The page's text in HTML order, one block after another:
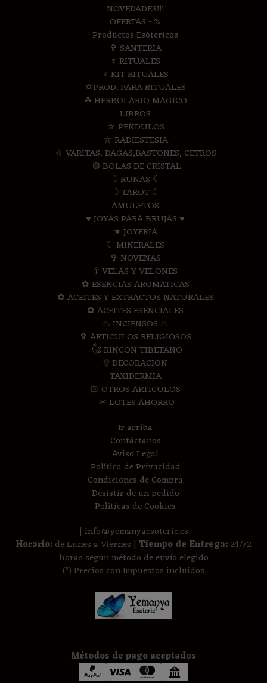
NOVEDADES!!!
OFERTAS - %
Productos Esótericos
✞ SANTERIA
♆ RITUALES
♆ KIT RITUALES
✡PROD. PARA RITUALES
☘ HERBOLARIO MAGICO
LIBROS
⛤ PENDULOS
⛤ RADIESTESIA
⛤ VARITAS, DAGAS,BASTONES, CETROS
❂ BOLAS DE CRISTAL
☽ RUNAS ☾
☽ TAROT ☾
AMULETOS
♥ JOYAS PARA BRUJAS ♥
★ JOYERIA
☾ MINERALES
✞ NOVENAS
☥ VELAS Y VELONES
✿ ESENCIAS AROMATICAS
✿ ACEITES Y EXTRACTOS NATURALES
✿ ACEITES ESENCIALES
♨ INCIENSOS ♨
✞ ARTICULOS RELIGIOSOS
༃ RINCON TIBETANO
۩ DECORACION
TAXIDERMIA
۞ OTROS ARTICULOS
✂ LOTES AHORRO
Ir arriba
Contáctanos
Aviso Legal
Política de Privacidad
Condiciones de Compra
Desistir de un pedido
Políticas de Cookies
| info@yemanyaesoteric.es
Horario:de Lunes a Viernes | Tiempo de Entrega:24/72
horas según método de envío elegido
(*) Precios con Impuestos incluidos
Métodos de pago aceptados